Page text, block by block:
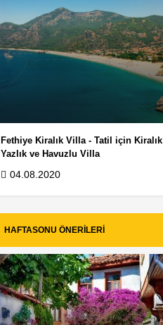
Fethiye Kiralık Villa - Tatil için Kiralık
Yazlık ve Havuzlu Villa
04.08.2020
HAFTASONU ÖNERILERI